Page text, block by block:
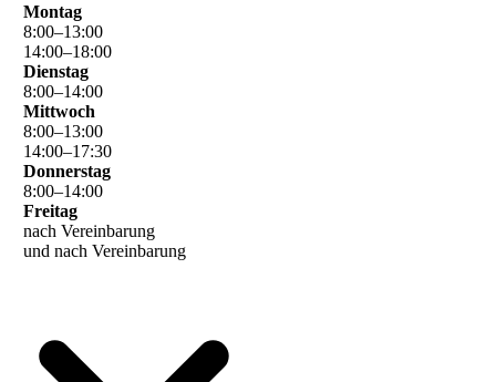
Montag
8:00–13:00
14:00–18:00
Dienstag
8:00–14:00
Mittwoch
8:00–13:00
14:00–17:30
Donnerstag
8:00–14:00
Freitag
nach Vereinbarung
und nach Vereinbarung